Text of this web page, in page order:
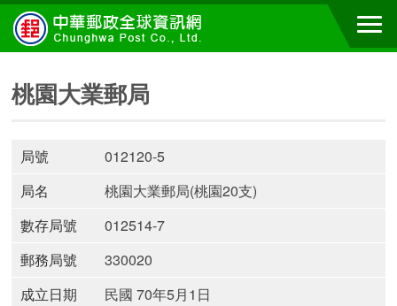
桃園大業郵局
局號
012120-5
局名
桃園大業郵局(桃園20支)
數存局號
012514-7
郵務局號
330020
成立日期
民國 70年5月1日